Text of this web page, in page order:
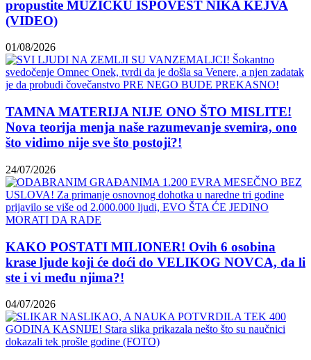
propustite MUZIČKU ISPOVEST NIKA KEJVA
(VIDEO)
01/08/2026
TAMNA MATERIJA NIJE ONO ŠTO MISLITE!
Nova teorija menja naše razumevanje svemira, ono
što vidimo nije sve što postoji?!
24/07/2026
KAKO POSTATI MILIONER! Ovih 6 osobina
krase ljude koji će doći do VELIKOG NOVCA, da li
ste i vi među njima?!
04/07/2026